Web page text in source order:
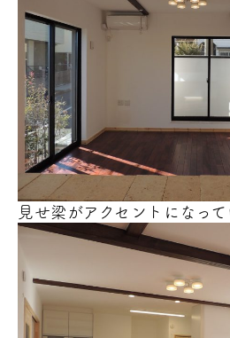
見せ梁がアクセントになって